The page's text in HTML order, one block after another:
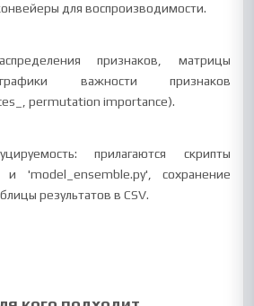
для воспроизводимости.
признаков, матрицы
важности признаков
permutation importance).
прилагаются скрипты
и 'model_ensemble.py', сохранение
результатов в CSV.